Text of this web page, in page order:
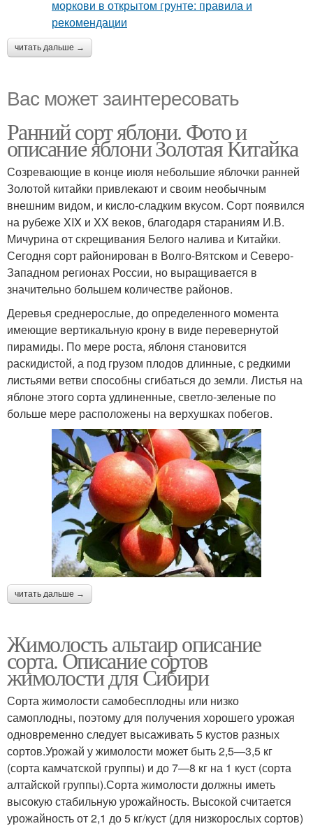
читать дальше →
Вас может заинтересовать
Ранний сорт яблони. Фото и
описание яблони Золотая Китайка
Созревающие в конце июля небольшие яблочки ранней
Золотой китайки привлекают и своим необычным
внешним видом, и кисло-сладким вкусом. Сорт появился
на рубеже XIX и XX веков, благодаря стараниям И.В.
Мичурина от скрещивания Белого налива и Китайки.
Сегодня сорт районирован в Волго-Вятском и Северо-
Западном регионах России, но выращивается в
значительно большем количестве районов.
Деревья среднерослые, до определенного момента
имеющие вертикальную крону в виде перевернутой
пирамиды. По мере роста, яблоня становится
раскидистой, а под грузом плодов длинные, с редкими
листьями ветви способны сгибаться до земли. Листья на
яблоне этого сорта удлиненные, светло-зеленые по
больше мере расположены на верхушках побегов.
читать дальше →
Жимолость альтаир описание
сорта. Описание сортов
жимолости для Сибири
Сорта жимолости самобесплодны или низко
самоплодны, поэтому для получения хорошего урожая
одно­временно следует высаживать 5 кустов разных
сортов.Уро­жай у жимолости может быть 2,5—3,5 кг
(сорта камчатской группы) и до 7—8 кг на 1 куст (сорта
алтайской группы).Сорта жимолости должны иметь
высокую стабильную урожайность. Высокой считается
урожайность от 2,1 до 5 кг/куст (для низкорослых сортов)